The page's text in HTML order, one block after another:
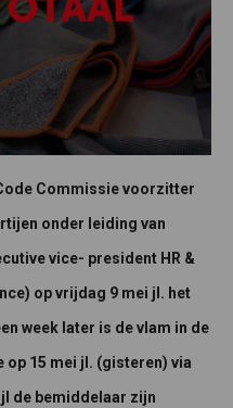
Commissie voorzitter
onder leiding van
vice- president HR &
op vrijdag 9 mei jl. het
week later is de vlam in de
op 15 mei jl. (gisteren) via
de bemiddelaar zijn